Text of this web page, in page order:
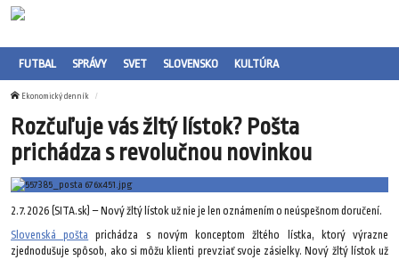
FUTBAL SPRÁVY SVET SLOVENSKO KULTÚRA
Ekonomický denník
Rozčuľuje vás žltý lístok? Pošta
prichádza s revolučnou novinkou
2.7.2026 (SITA.sk) – Nový žltý lístok už nie je len oznámením o neúspešnom doručení.
Slovenská pošta prichádza s novým konceptom žltého lístka, ktorý výrazne
zjednodušuje spôsob, ako si môžu klienti prevziať svoje zásielky. Nový žltý lístok už